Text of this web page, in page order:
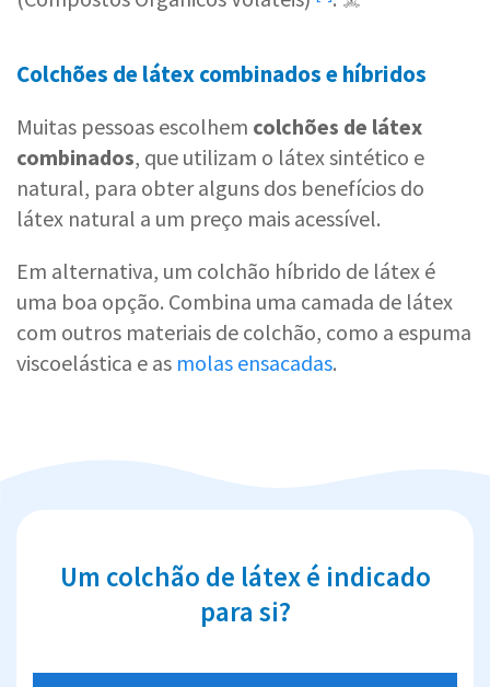
Colchões de látex combinados e híbridos
Muitas pessoas escolhem colchões de látex
combinados, que utilizam o látex sintético e
natural, para obter alguns dos benefícios do
látex natural a um preço mais acessível.
Em alternativa, um colchão híbrido de látex é
uma boa opção. Combina uma camada de látex
com outros materiais de colchão, como a espuma
viscoelástica e as molas ensacadas.
Um colchão de látex é indicado
para si?